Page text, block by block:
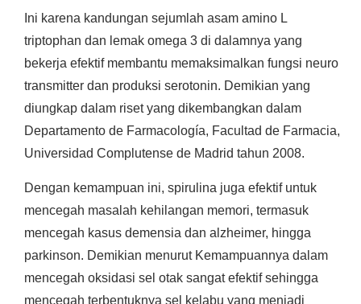
Ini karena kandungan sejumlah asam amino L
triptophan dan lemak omega 3 di dalamnya yang
bekerja efektif membantu memaksimalkan fungsi neuro
transmitter dan produksi serotonin. Demikian yang
diungkap dalam riset yang dikembangkan dalam
Departamento de Farmacología, Facultad de Farmacia,
Universidad Complutense de Madrid tahun 2008.
Dengan kemampuan ini, spirulina juga efektif untuk
mencegah masalah kehilangan memori, termasuk
mencegah kasus demensia dan alzheimer, hingga
parkinson. Demikian menurut Kemampuannya dalam
mencegah oksidasi sel otak sangat efektif sehingga
mencegah terbentuknya sel kelabu yang menjadi